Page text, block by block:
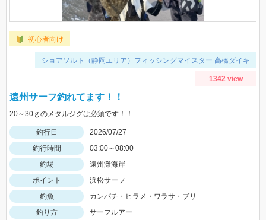
初心者向け
ショアソルト（静岡エリア）フィッシングマイスター 高橋ダイキ
1342 view
遠州サーフ釣れてます！！
20～30ｇのメタルジグは必須です！！
釣行日
2026/07/27
釣行時間
03:00～08:00
釣場
遠州灘海岸
ポイント
浜松サーフ
釣魚
カンパチ・ヒラメ・ワラサ・ブリ
釣り方
サーフルアー